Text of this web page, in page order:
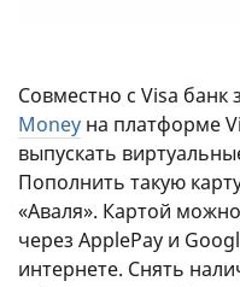
Совместно с Visa банк
Money на платформе
выпускать
Пополнить такую
«Аваля». Картой
через ApplePay и
интернете. Снять